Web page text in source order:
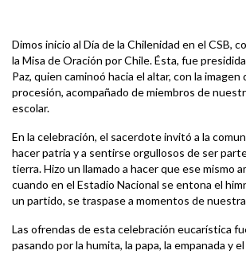
Dimos inicio al Día de la Chilenidad en el CSB,
la Misa de Oración por Chile. Ésta, fue
Paz, quien caminoó hacia el altar, con la imagen
procesión, acompañado de miembros de
escolar.
En la celebración, el sacerdote invitó a la
hacer patria y a sentirse orgullosos de ser
tierra. Hizo un llamado a hacer que ese mismo
cuando en el Estadio Nacional se entona el
un partido, se traspase a momentos de
Las ofrendas de esta celebración eucarística
pasando por la humita, la papa, la empanada y